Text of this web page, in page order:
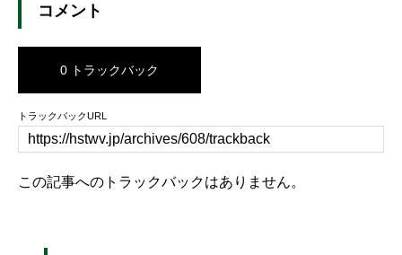
コメント
0 トラックバック
トラックバックURL
この記事へのトラックバックはありません。